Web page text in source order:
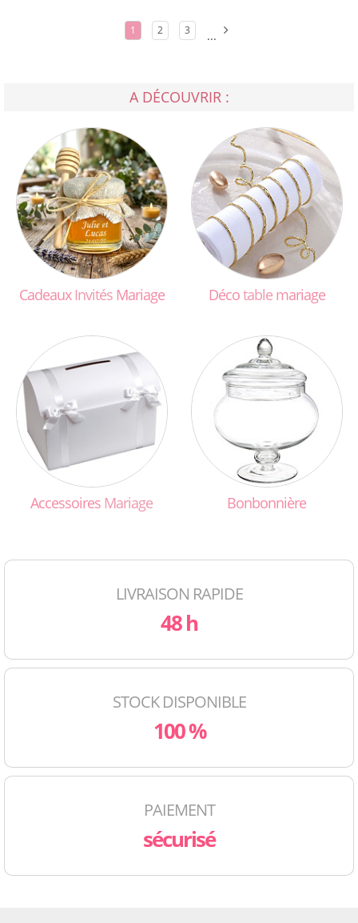
1 2 3 ...
A DÉCOUVRIR :
CadeauxInvitésMariage Décotablemariage
Accessoires Mariage Bonbonnière
LIVRAISON RAPIDE
48 h
STOCK DISPONIBLE
100 %
PAIEMENT
sécurisé